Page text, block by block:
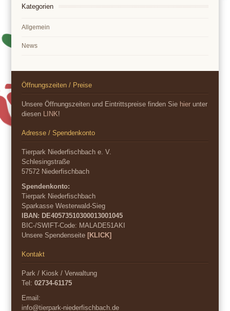
Kategorien
Allgemein
News
Öffnungszeiten / Preise
Unsere Öffnungszeiten und Eintrittspreise finden Sie hier unter
diesen LINK!
Adresse / Spendenkonto
Tierpark Niederfischbach e. V.
Schlesingstraße
57572 Niederfischbach
Spendenkonto:
Tierpark Niederfischbach
Sparkasse Westerwald-Sieg
IBAN: DE40573510300013001045
BIC-/SWIFT-Code: MALADE51AKI
Unsere Spendenseite[KLICK]
Kontakt
Park / Kiosk / Verwaltung
Tel:02734-61175
Email:
info@tierpark-niederfischbach.de